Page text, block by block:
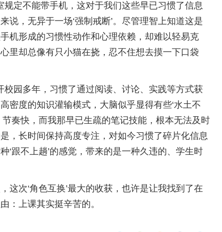
规定不能带手机，这对于我们这些早已习惯了信息
说，无异于一场‘强制戒断’。尽管理智上知道这是
机形成的习惯性动作和心理依赖，却难以轻易克
里却总像有只小猫在挠，忍不住想去摸一下口袋
校园多年，习惯了通过阅读、讨论、实践等方式获
密度的知识灌输模式，大脑似乎显得有些‘水土不
节奏快，而我那早已生疏的笔记技能，根本无法及时
，长时间保持高度专注，对如今习惯了碎片化信息
‘跟不上趟’的感觉，带来的是一种久违的、学生时
这次‘角色互换’最大的收获，也许是让我找到了在
：上课其实挺辛苦的。